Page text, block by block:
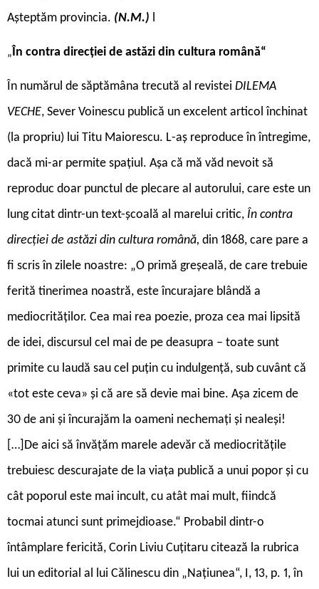
Așteptăm provincia. (N.M.)
„ În contra direcției de astăzi din cultura română“
În numărul de săptămâna trecută al revistei DILEMA
VECHE, Sever Voinescu publică un excelent articol închinat
(la propriu) lui Titu Maiorescu. L-aș reproduce în întregime,
dacă mi-ar permite spațiul. Așa că mă văd nevoit să
reproduc doar punctul de plecare al autorului, care este un
lung citat dintr-un text-școală al marelui critic, În contra
direcției de astăzi din cultura română, din 1868, care pare a
fi scris în zilele noastre: „O primă greșeală, de care trebuie
ferită tinerimea noastră, este încurajare blândă a
mediocrităților. Cea mai rea poezie, proza cea mai lipsită
de idei, discursul cel mai de pe deasupra – toate sunt
primite cu laudă sau cel puțin cu indulgență, sub cuvânt că
«tot este ceva» și că are să devie mai bine. Așa zicem de
30 de ani și încurajăm la oameni nechemați și nealeși!
[…]De aici să învățăm marele adevăr că mediocritățile
trebuiesc descurajate de la viața publică a unui popor și cu
cât poporul este mai incult, cu atât mai mult, fiindcă
tocmai atunci sunt primejdioase.“ Probabil dintr-o
întâmplare fericită, Corin Liviu Cuțitaru citează la rubrica
lui un editorial al lui Călinescu din „Națiunea“, I, 13, p. 1, în